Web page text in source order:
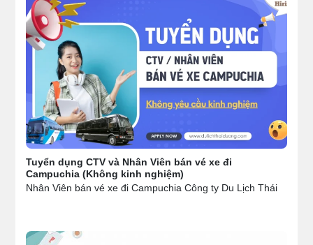
Tuyển dụng CTV và Nhân Viên bán vé xe đi
Campuchia (Không kinh nghiệm)
Nhân Viên bán vé xe đi Campuchia Công ty Du Lịch Thái